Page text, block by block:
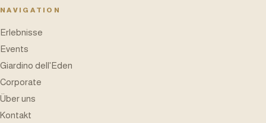
NAVIGATION
Erlebnisse
Events
Giardino dell'Eden
Corporate
Über uns
Kontakt